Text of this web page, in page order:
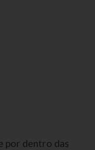
por dentro das